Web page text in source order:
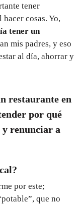
tener
cosas. Yo,
tener un
mis padres, y eso
al día, ahorrar y
restaurante en
por qué
renunciar a
por este;
que no